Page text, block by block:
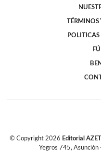
TÉRMINOS
© Copyright 2026 Editorial
Yegros 745,